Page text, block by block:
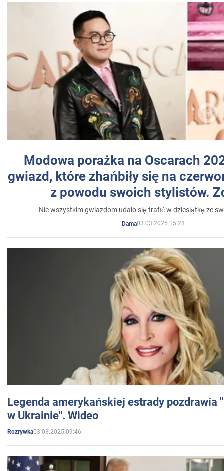
Modowa porażka na Oscarach
gwiazd, które zhańbiły się na
z powodu swoich stylistów.
Nie wszystkim gwiazdom udało się trafić w dziesiątkę ze
Dama03.03.2025 15:28
Legenda amerykańskiej estrady pozdrawia
w Ukrainie". Wideo
Rozrywka03.03.2025 09:46